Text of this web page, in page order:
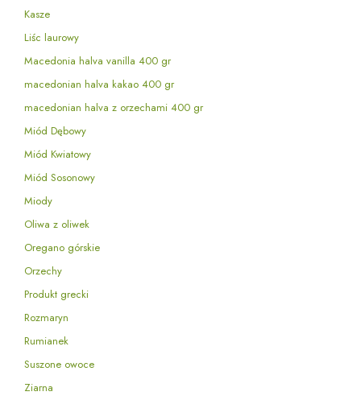
Kasze
Liśc laurowy
Macedonia halva vanilla 400 gr
macedonian halva kakao 400 gr
macedonian halva z orzechami 400 gr
Miód Dębowy
Miód Kwiatowy
Miód Sosonowy
Miody
Oliwa z oliwek
Oregano górskie
Orzechy
Produkt grecki
Rozmaryn
Rumianek
Suszone owoce
Ziarna